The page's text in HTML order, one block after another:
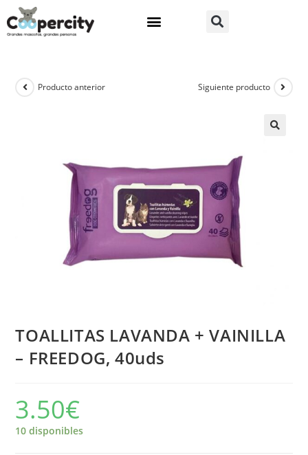
Producto anterior Siguiente producto
TOALLITAS LAVANDA + VAINILLA
– FREEDOG, 40uds
3.50€
10 disponibles